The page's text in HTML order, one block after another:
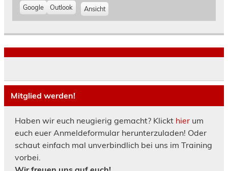
g
o
r
e
n
E
i
t
r
a
n
i
Google
E
i
t
r
a
n
i
Outlook Ansichta
u
d
r
u
e
Mitglied werden!
Haben wir euch neugierig gemacht? Klickt hierum
euch euer Anmeldeformular herunterzuladen! Oder
schaut einfach mal unverbindlich bei uns im Training
vorbei.